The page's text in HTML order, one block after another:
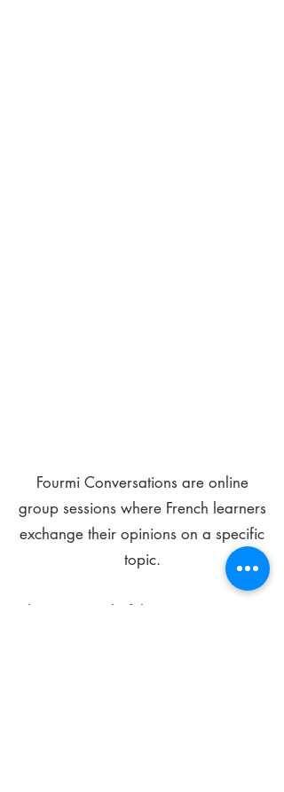
Fourmi Conversations are online
group sessions where French learners
exchange their opinions on a specific
topic.
The main goal of these meetings is to